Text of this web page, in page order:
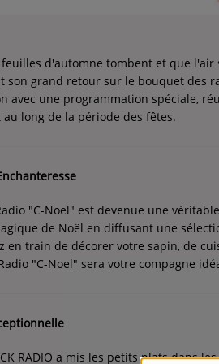
d'automne tombent et que
grand retour sur le bouquet des
avec une programmation spéciale,
long de la période des fêtes.
"C-Noel" est devenue une
de Noël en diffusant une
en train de décorer votre sapin, de
"C-Noel" sera votre compagne
RADIO a mis les petits plats dans